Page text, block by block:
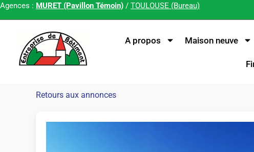
Agences : MURET (Pavillon Témoin) / TOULOUSE (Bureau)
A propos Maison neuve
Retours aux annonces